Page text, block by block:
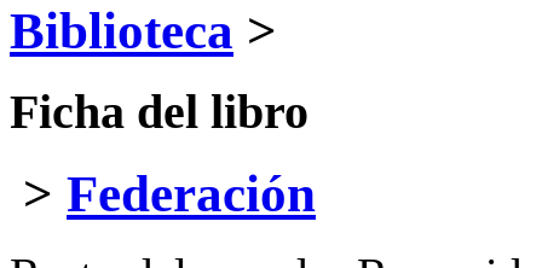
Biblioteca >
Ficha del libro
> Federación